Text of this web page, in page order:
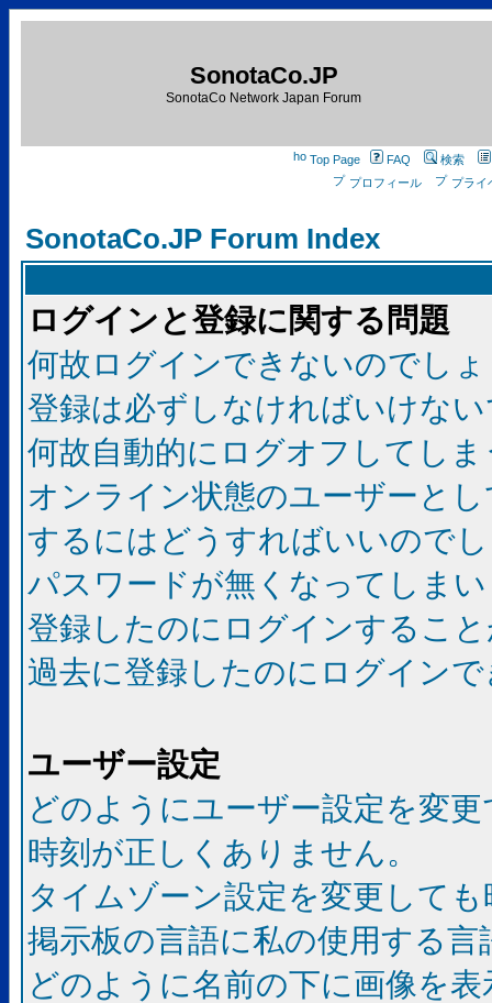
SonotaCo.JP
SonotaCo Network Japan Forum
Top Page FAQ
検索
プロフィール
プライ
SonotaCo.JP Forum Index
ログインと登録に関する問題
何故ログインできないのでし
登録は必ずしなければいけな
何故自動的にログオフしてし
オンライン状態のユーザーと
するにはどうすればいいので
パスワードが無くなってしま
登録したのにログインするこ
過去に登録したのにログイン
ユーザー設定
どのようにユーザー設定を変
時刻が正しくありません。
タイムゾーン設定を変更して
掲示板の言語に私の使用する
どのように名前の下に画像を